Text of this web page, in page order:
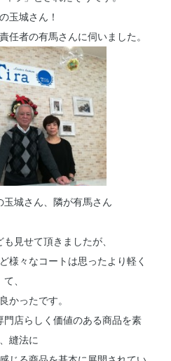
玉城さん！
任者の有馬さんに伺いました。
玉城さん、隣が有馬さん
見せて頂きましたが、
様々なコートは思ったより軽く
て、
かったです。
店らしく価値のある商品を素
縫法に